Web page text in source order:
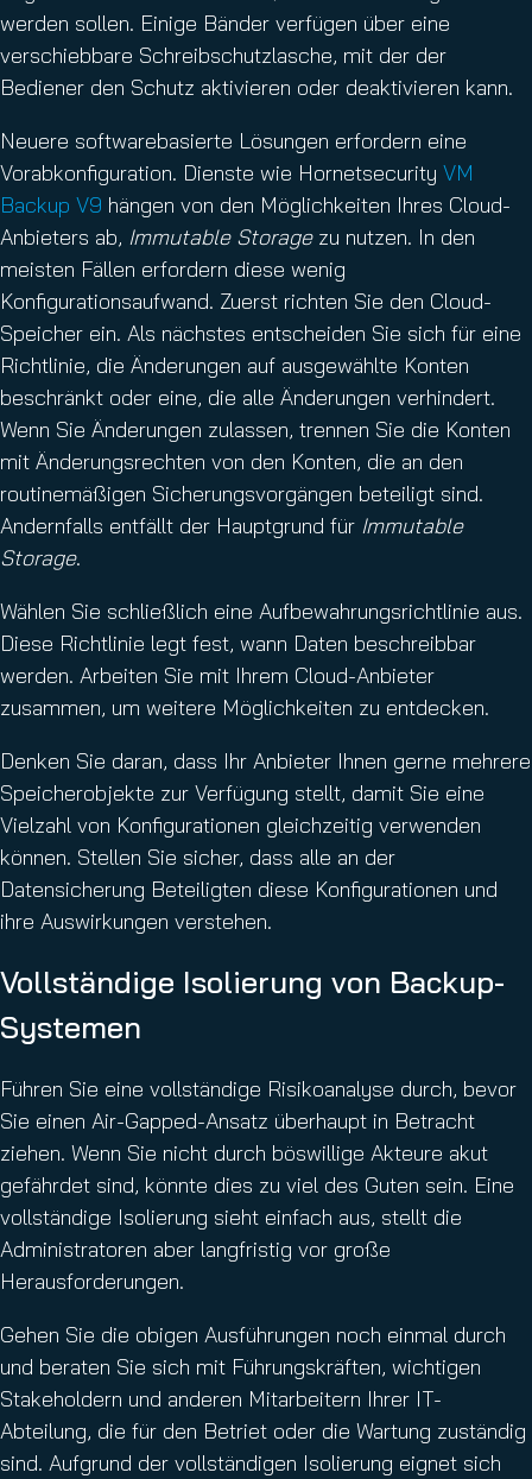
werden sollen. Einige Bänder verfügen über eine
verschiebbare Schreibschutzlasche, mit der der
Bediener den Schutz aktivieren oder deaktivieren kann.
Neuere softwarebasierte Lösungen erfordern eine
Vorabkonfiguration. Dienste wie Hornetsecurity VM
Backup V9 hängen von den Möglichkeiten Ihres Cloud-
Anbieters ab, Immutable Storagezu nutzen. In den
meisten Fällen erfordern diese wenig
Konfigurationsaufwand. Zuerst richten Sie den Cloud-
Speicher ein. Als nächstes entscheiden Sie sich für eine
Richtlinie, die Änderungen auf ausgewählte Konten
beschränkt oder eine, die alle Änderungen verhindert.
Wenn Sie Änderungen zulassen, trennen Sie die Konten
mit Änderungsrechten von den Konten, die an den
routinemäßigen Sicherungsvorgängen beteiligt sind.
Andernfalls entfällt der Hauptgrund für Immutable
Storage.
Wählen Sie schließlich eine Aufbewahrungsrichtlinie aus.
Diese Richtlinie legt fest, wann Daten beschreibbar
werden. Arbeiten Sie mit Ihrem Cloud-Anbieter
zusammen, um weitere Möglichkeiten zu entdecken.
Denken Sie daran, dass Ihr Anbieter Ihnen gerne mehrere
Speicherobjekte zur Verfügung stellt, damit Sie eine
Vielzahl von Konfigurationen gleichzeitig verwenden
können. Stellen Sie sicher, dass alle an der
Datensicherung Beteiligten diese Konfigurationen und
ihre Auswirkungen verstehen.
Vollständige Isolierung von Backup-
Systemen
Führen Sie eine vollständige Risikoanalyse durch, bevor
Sie einen Air-Gapped-Ansatz überhaupt in Betracht
ziehen. Wenn Sie nicht durch böswillige Akteure akut
gefährdet sind, könnte dies zu viel des Guten sein. Eine
vollständige Isolierung sieht einfach aus, stellt die
Administratoren aber langfristig vor große
Herausforderungen.
Gehen Sie die obigen Ausführungen noch einmal durch
und beraten Sie sich mit Führungskräften, wichtigen
Stakeholdern und anderen Mitarbeitern Ihrer IT-
Abteilung, die für den Betriet oder die Wartung zuständig
sind. Aufgrund der vollständigen Isolierung eignet sich